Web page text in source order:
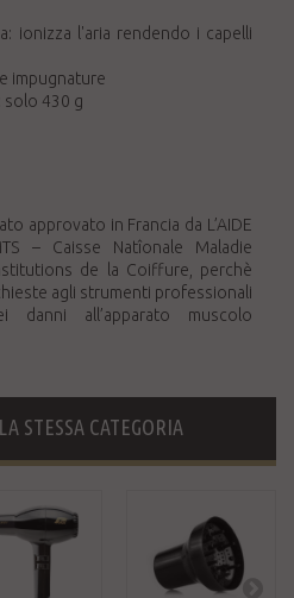
ionizza l'aria rendendo i capelli
impugnature
solo 430 g
approvato in Francia da L’AIDE
– Caisse Natîonale Maladie
de la Coiffure, perchè
agli strumenti professionali
all’apparato muscolo
STESSA CATEGORIA